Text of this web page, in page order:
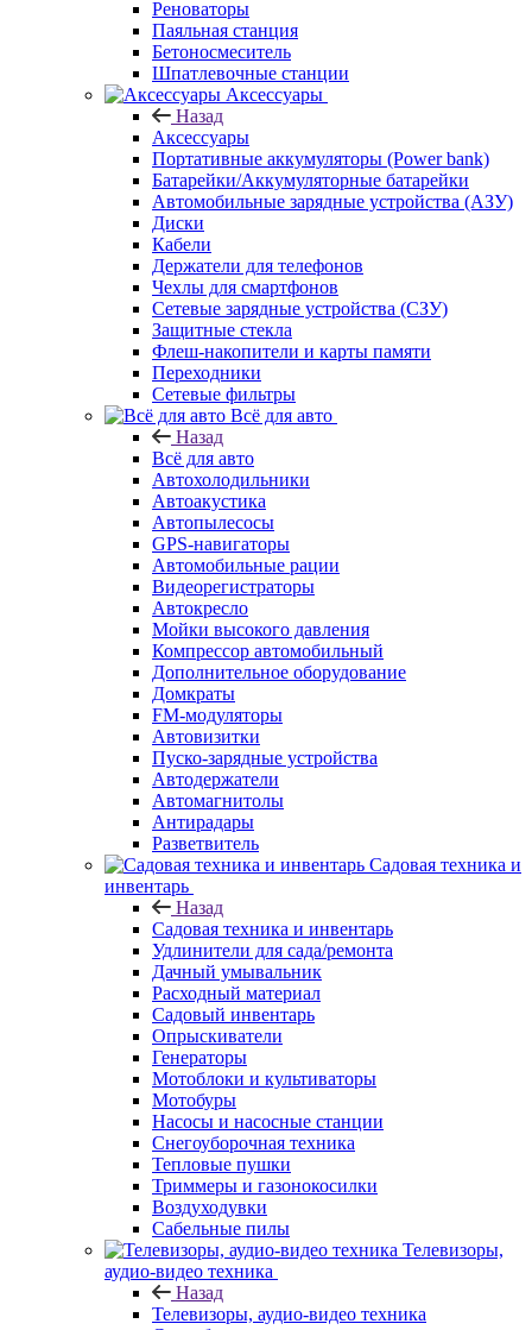
Реноваторы
Паяльная станция
Бетоносмеситель
Шпатлевочные станции
Аксессуары
Назад
Аксессуары
Портативные аккумуляторы (Power bank)
Батарейки/Аккумуляторные батарейки
Автомобильные зарядные устройства (АЗУ)
Диски
Кабели
Держатели для телефонов
Чехлы для смартфонов
Сетевые зарядные устройства (СЗУ)
Защитные стекла
Флеш-накопители и карты памяти
Переходники
Сетевые фильтры
Всё для авто
Назад
Всё для авто
Автохолодильники
Автоакустика
Автопылесосы
GPS-навигаторы
Автомобильные рации
Видеорегистраторы
Автокресло
Мойки высокого давления
Компрессор автомобильный
Дополнительное оборудование
Домкраты
FM-модуляторы
Автовизитки
Пуско-зарядные устройства
Автодержатели
Автомагнитолы
Антирадары
Разветвитель
Садовая техника и
инвентарь
Назад
Садовая техника и инвентарь
Удлинители для сада/ремонта
Дачный умывальник
Расходный материал
Садовый инвентарь
Опрыскиватели
Генераторы
Мотоблоки и культиваторы
Мотобуры
Насосы и насосные станции
Снегоуборочная техника
Тепловые пушки
Триммеры и газонокосилки
Воздуходувки
Сабельные пилы
Телевизоры,
аудио-видео техника
Назад
Телевизоры, аудио-видео техника